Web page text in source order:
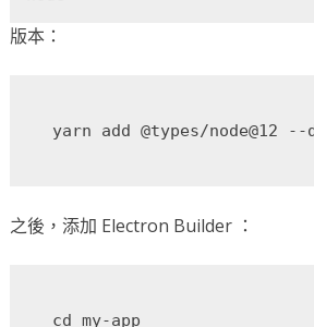
版本：
之後，添加 Electron Builder ：
cd my-app